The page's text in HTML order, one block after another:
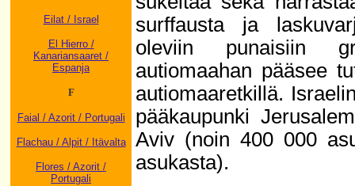
Eilat / Israel
El Hierro /
Kanariansaaret /
Espanja
F
Faial / Azorit / Portugali
Flachau / Alpit / Itävalta
Flores / Azorit /
Portugali
surffausta ja
oleviin punaisiin
autiomaahan pääsee
autiomaaretkillä.
pääkaupunki
Aviv (noin 400 000
asukasta).